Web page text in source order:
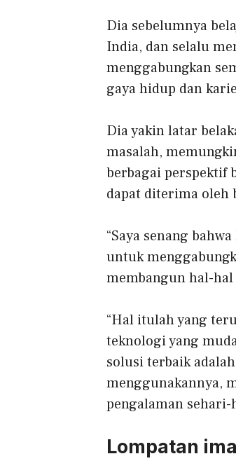
Dia sebelumnya
India, dan selalu
menggabungkan
gaya hidup dan
Dia yakin latar
masalah,
berbagai perspektif
dapat diterima oleh
“Saya senang
untuk
membangun hal-
“Hal itulah yang
teknologi yang
solusi terbaik
menggunakannya,
pengalaman
Lompatan